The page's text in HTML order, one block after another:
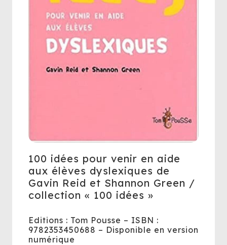
100 idées pour venir en aide
aux élèves dyslexiques de
Gavin Reid et Shannon Green /
collection « 100 idées »
Editions : Tom Pousse – ISBN :
9782353450688 – Disponible en version
numérique